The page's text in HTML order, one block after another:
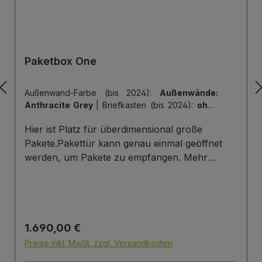
Paketbox One
Außenwand-Farbe (bis 2024): Außenwände:
Anthracite Grey
Briefkasten (bis 2024): ohne
Hintertür | Tiefe der Paketbox (bis 2024):
cm Außenmaß (Standard) | Tür-Farbe (bis
2024):Tür: Anthracite Grey
Hier ist Platz für überdimensional große
Pakete.Pakettür kann genau einmal geöffnet
werden, um Pakete zu empfangen. Mehr
Die Tür wird immer mit einem Halbzylinder
ausgestattet. Das heißt, Sie können den selben
Regulärer Preis:
1.690,00 €
Preise inkl. MwSt. zzgl. Versandkosten